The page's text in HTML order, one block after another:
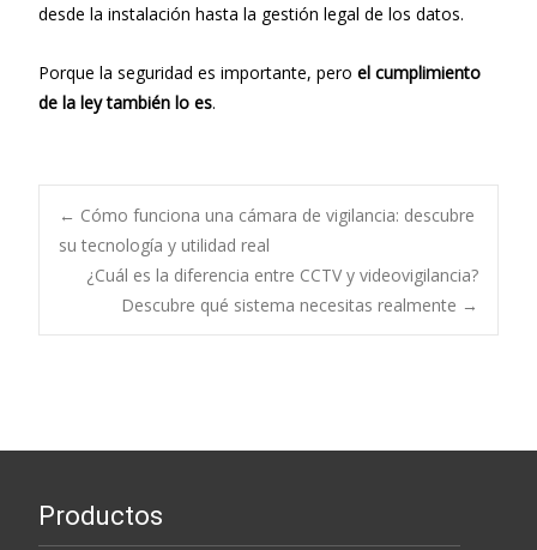
desde la instalación hasta la gestión legal de los datos.
Porque la seguridad es importante, pero el cumplimiento
de la ley también lo es.
Navegación
← Cómo funciona una cámara de vigilancia: descubre
su tecnología y utilidad real
¿Cuál es la diferencia entre CCTV y videovigilancia?
Descubre qué sistema necesitas realmente →
Productos